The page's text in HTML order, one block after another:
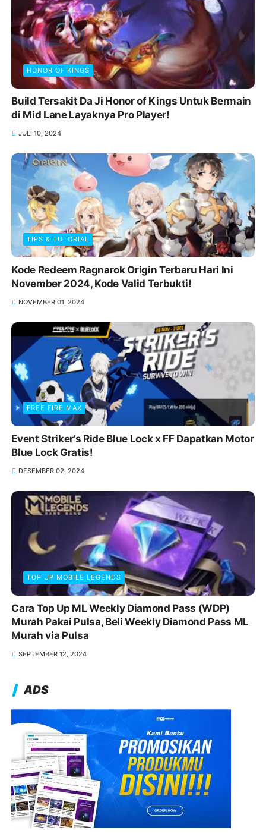
HONOR OF KINGS
Build Tersakit Da Ji Honor of Kings Untuk Bermain
di Mid Lane Layaknya Pro Player!
JULI 10, 2024
TIPS & TUTORIAL
Kode Redeem Ragnarok Origin Terbaru Hari Ini
November 2024, Kode Valid Terbukti!
NOVEMBER 01, 2024
FREE FIRE MAX
Event Striker’s Ride Blue Lock x FF Dapatkan Motor
Blue Lock Gratis!
DESEMBER 02, 2024
TOP UP MOBILE LEGENDS
Cara Top Up ML Weekly Diamond Pass (WDP)
Murah Pakai Pulsa, Beli Weekly Diamond Pass ML
Murah via Pulsa
SEPTEMBER 12, 2024
ADS